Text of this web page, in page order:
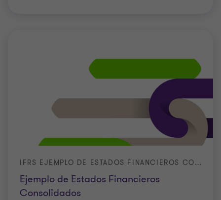
Ejemplo de Estados Financieros
Consolidados
IFRS EJEMPLO DE ESTADOS FINANCIEROS CONSOLIDADOS 2019 - ESPAÑOL